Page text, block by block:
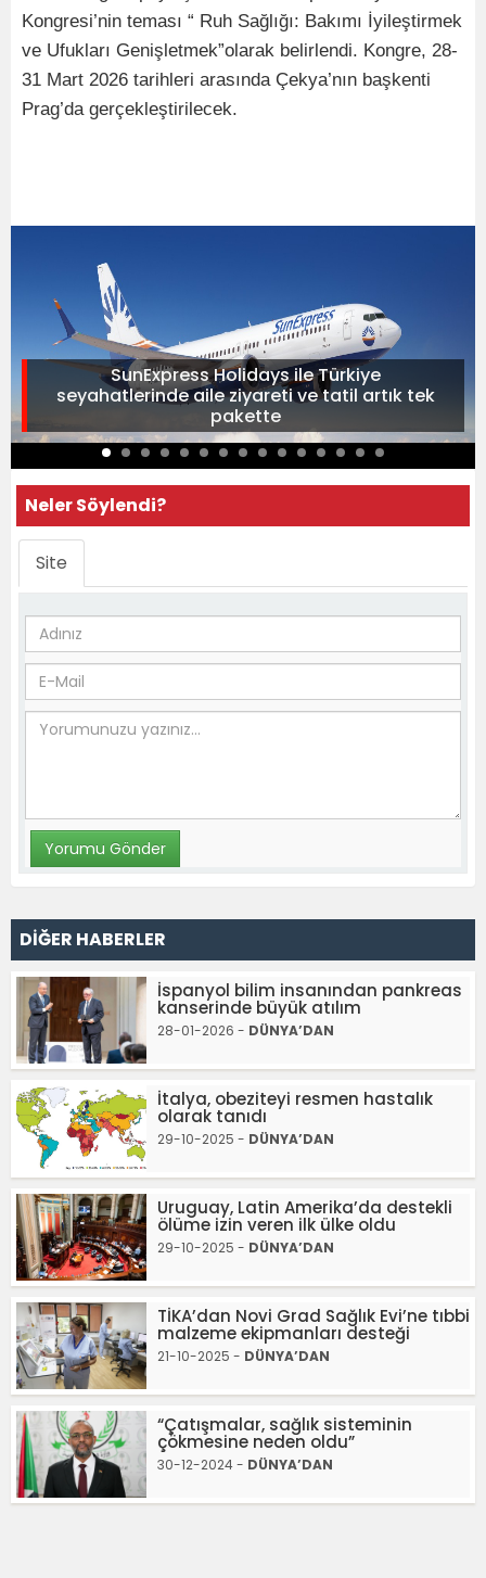
Kongresi’nin teması “ Ruh Sağlığı: Bakımı İyileştirmek
ve Ufukları Genişletmek”olarak belirlendi. Kongre, 28-
31 Mart 2026 tarihleri arasında Çekya’nın başkenti
Prag’da gerçekleştirilecek.
SunExpress Holidays ile Türkiye
seyahatlerinde aile ziyareti ve tatil artık tek
pakette
Neler Söylendi?
Site
DİĞER HABERLER
İspanyol bilim insanından pankreas
kanserinde büyük atılım
28-01-2026 - DÜNYA’DAN
İtalya, obeziteyi resmen hastalık
olarak tanıdı
29-10-2025 - DÜNYA’DAN
Uruguay, Latin Amerika’da destekli
ölüme izin veren ilk ülke oldu
29-10-2025 - DÜNYA’DAN
TİKA’dan Novi Grad Sağlık Evi’ne tıbbi
malzeme ekipmanları desteği
21-10-2025 - DÜNYA’DAN
“Çatışmalar, sağlık sisteminin
çökmesine neden oldu”
30-12-2024 - DÜNYA’DAN